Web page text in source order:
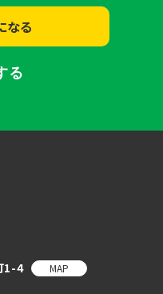
なる
る
1-4 MAP